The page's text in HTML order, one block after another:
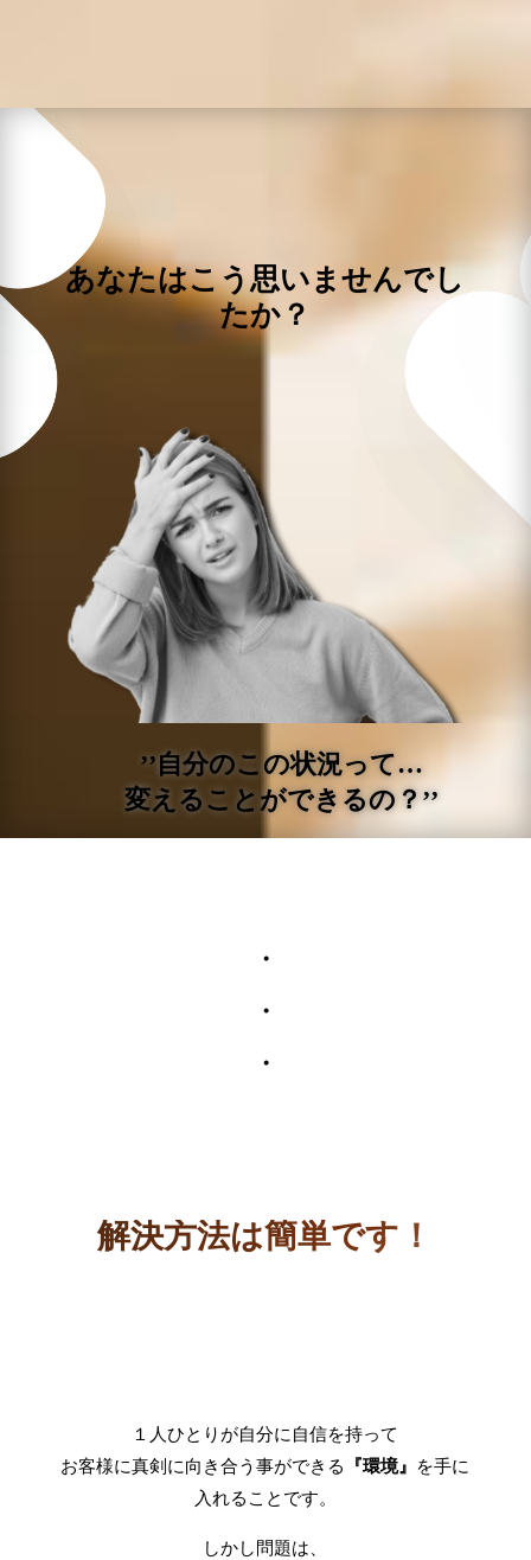
あなたはこう思いませんでし
たか？
’’自分のこの状況って…
変えることができるの？’’
・
・
・
解決方法は簡単です！
１人ひとりが自分に自信を持って
お客様に真剣に向き合う事ができる
『環境』 を手に
入れることです。
しかし問題は、